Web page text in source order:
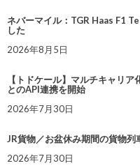
ネバーマイル：TGR Haas F1
した
2026年8月5日
【トドケール】マルチキャリ
とのAPI連携を開始
2026年7月30日
JR貨物／お盆休み期間の貨物列
2026年7月30日